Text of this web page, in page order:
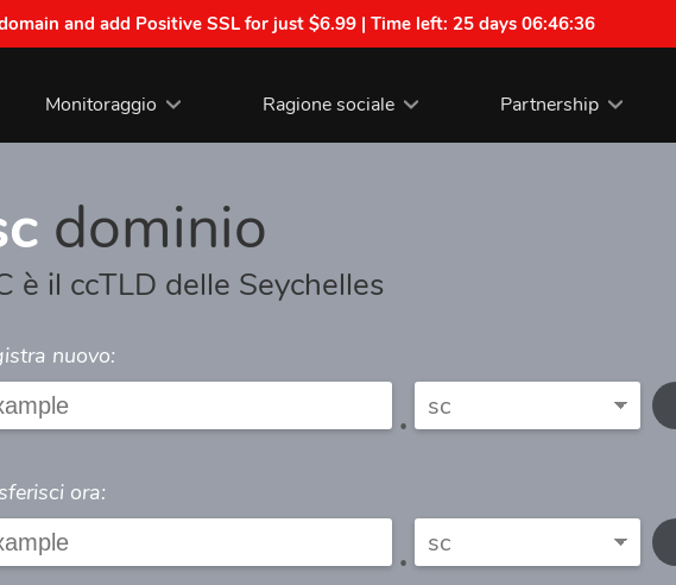
and add Positive SSL for just $6.99 | Time left: 25 days 06:46:35
Monitoraggio Ragione sociale Partnership
dominio
è il ccTLD delle Seychelles
nuovo:
.
ora:
.